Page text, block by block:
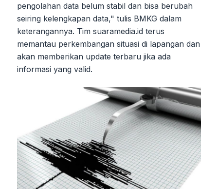
pengolahan data belum stabil dan bisa berubah
seiring kelengkapan data," tulis BMKG dalam
keterangannya. Tim suaramedia.id terus
memantau perkembangan situasi di lapangan dan
akan memberikan update terbaru jika ada
informasi yang valid.